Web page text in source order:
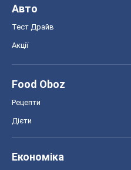
Авто
Тест Драйв
Акції
Food Oboz
Рецепти
Дієти
Економіка